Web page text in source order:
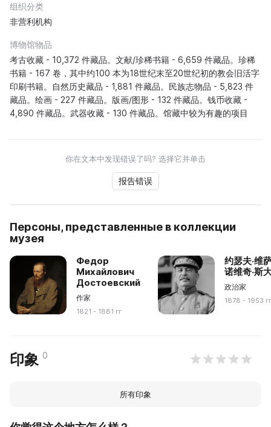
组织分类
非营利机构
博物馆物品
考古收藏 - 10,372 件藏品。文献/珍稀书籍 - 6,659 件藏品。珍稀
书籍 - 167 卷，其中约100 本为18世纪末至20世纪初的教会旧活字
印刷书籍。自然历史藏品 - 1,881 件藏品。民族志物品 - 5,823 件
藏品。绘画 - 227 件藏品。版画/图形 - 132 件藏品。钱币收藏 -
4,890 件藏品。武器收藏 - 130 件藏品。馆藏中较为有趣的项目
你在文本中发现错误了吗? 选择它并单击
报告错误
Персоны, представленные в коллекции
музея
Федор
Михайлович
Достоевский
作家
1821 - 1881 гг
约瑟夫·维
诺维奇·斯
政治家
1878 - 1953
印象 0
所有印象